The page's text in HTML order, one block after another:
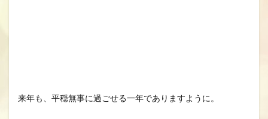
来年も、平穏無事に過ごせる一年でありますように。